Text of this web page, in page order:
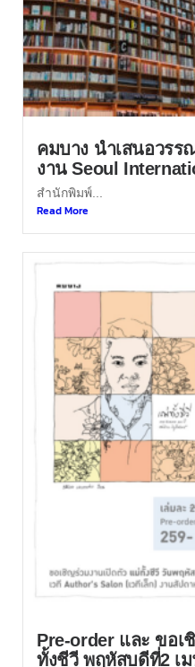
คมบาง นำเสนอวรร
งาน Seoul
สำนักพิมพ์...
Read More
Pre-order และ ขอเ
ทั้งชีวี พฤหัสบดีที่2 เ